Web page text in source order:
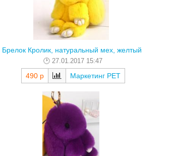
Брелок Кролик, натуральный мех, желтый
27.01.2017 15:47
490 р Маркетинг РЕТ